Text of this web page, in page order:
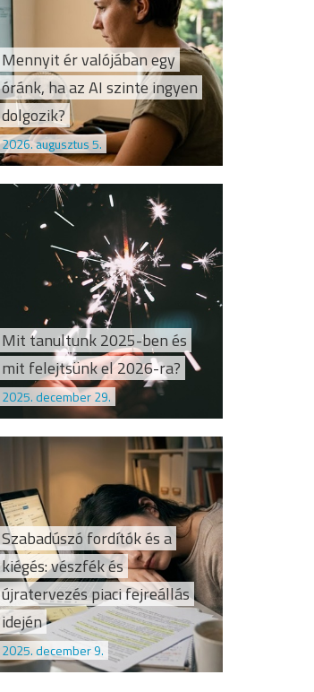
Mennyit ér valójában egy
óránk, ha az AI szinte ingyen
dolgozik?
2026. augusztus 5.
Mit tanultunk 2025-ben és
mit felejtsünk el 2026-ra?
2025. december 29.
Szabadúszó fordítók és a
kiégés: vészfék és
újratervezés piaci fejreállás
idején
2025. december 9.